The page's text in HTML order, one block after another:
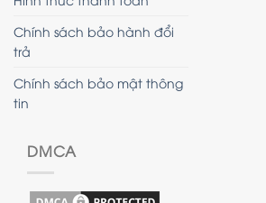
Chính sách bảo hành đổi
trả
Chính sách bảo mật thông
tin
DMCA